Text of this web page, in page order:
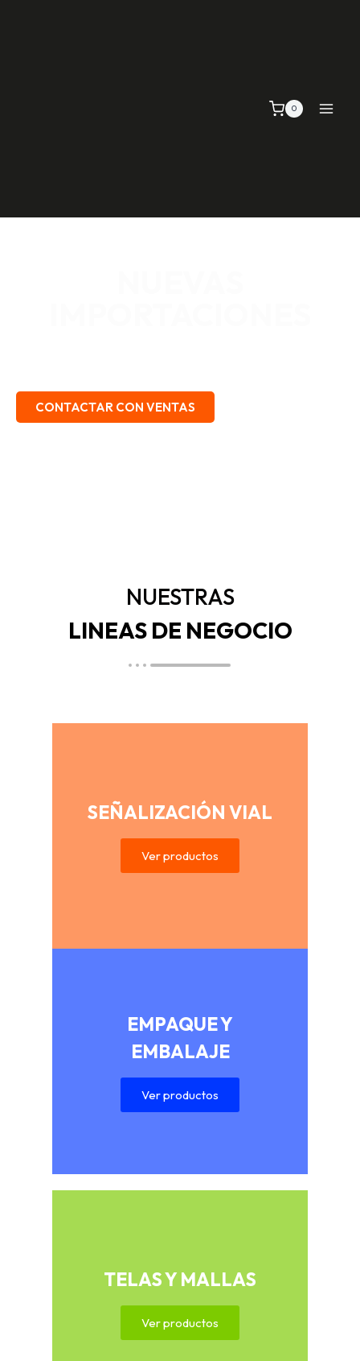
0
CONTACTAR CON VENTAS
NUESTRAS
LINEAS DE NEGOCIO
SEÑALIZACIÓN VIAL
Ver productos
EMPAQUE Y
EMBALAJE
Ver productos
TELAS Y MALLAS
Ver productos